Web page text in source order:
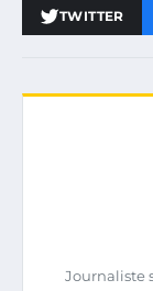
TWITTER
Journaliste